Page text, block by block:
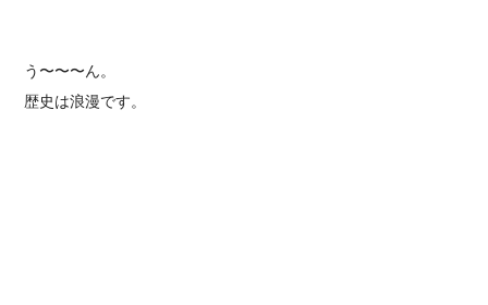
う〜〜〜ん。
歴史は浪漫です。